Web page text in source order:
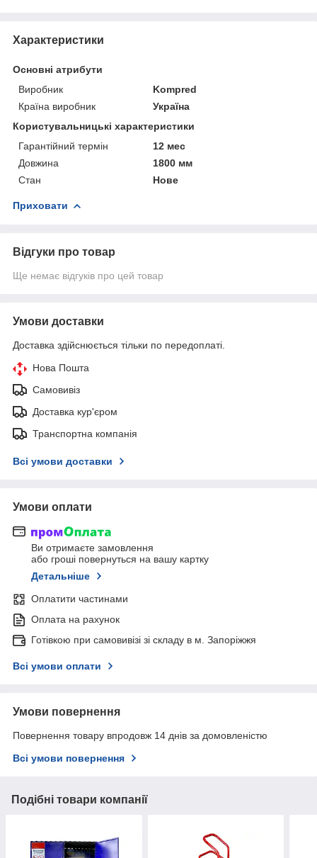
Характеристики
Основні атрибути
Виробник
Kompred
Країна виробник
Україна
Користувальницькі характеристики
Гарантійний термін
12 мес
Довжина
1800 мм
Стан
Нове
Приховати
Відгуки про товар
Ще немає відгуків про цей товар
Умови доставки
Доставка здійснюється тільки по передоплаті.
Нова Пошта
Самовивіз
Доставка кур'єром
Транспортна компанія
Всі умови доставки
Умови оплати
Ви отримаєте замовлення
або гроші повернуться на вашу картку
Детальніше
Оплатити частинами
Оплата на рахунок
Готівкою при самовивізі зі складу в м. Запоріжжя
Всі умови оплати
Умови повернення
Повернення товару впродовж 14 днів за домовленістю
Всі умови повернення
Подібні товари компанії